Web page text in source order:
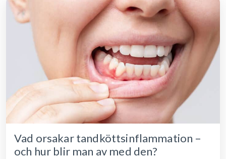
Vad orsakar tandköttsinflammation –
och hur blir man av med den?